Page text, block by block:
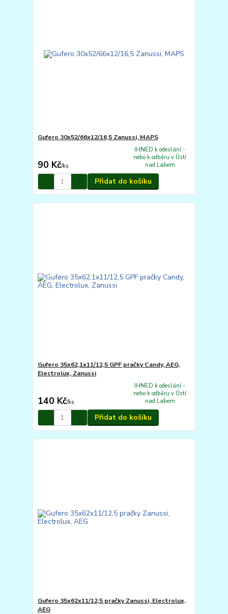
Gufero 30x52/66x12/16,5 Zanussi, MAPS
90 Kč/ks
IHNED k odeslání -
nebo k odběru v Ústí
nad Labem
Přidat do košíku
Gufero 35x62,1x11/12,5 GPF pračky Candy, AEG,
Electrolux, Zanussi
140 Kč/ks
IHNED k odeslání -
nebo k odběru v Ústí
nad Labem
Přidat do košíku
Gufero 35x62x11/12,5 pračky Zanussi, Electrolux,
AEG